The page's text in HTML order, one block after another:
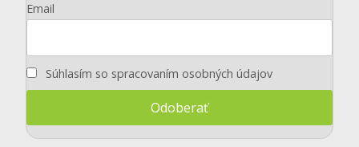
Email
Súhlasím so spracovaním osobných údajov